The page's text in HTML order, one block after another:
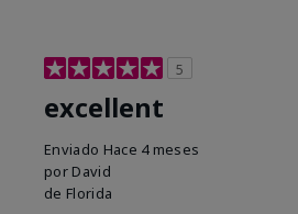
5
excellent
Enviado Hace 4 meses
por David
de Florida